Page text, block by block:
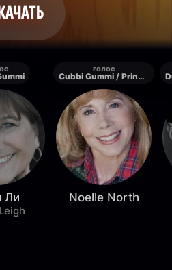
Ли
голос
Cubbi Gummi / Princess Calla
Noelle North